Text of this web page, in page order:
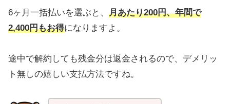
6ヶ月一括払いを選ぶと、 月あたり200円、年間で
2,400円もお得になりますよ。
途中で解約しても残金分は返金されるので、デメリッ
ト無しの嬉しい支払方法ですね。